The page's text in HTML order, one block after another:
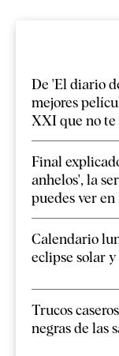
De 'El diario
mejores
XXI que no te
Final
anhelos', la
puedes ver
Calendario
eclipse solar
Trucos
negras de las